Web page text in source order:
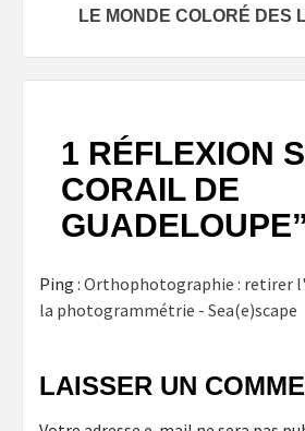
LE MONDE COLORÉ DES
1 RÉFLEXION
CORAIL DE
GUADELOUPE”
Ping : Orthophotographie : retirer
la photogrammétrie - Sea(e)scape
LAISSER UN